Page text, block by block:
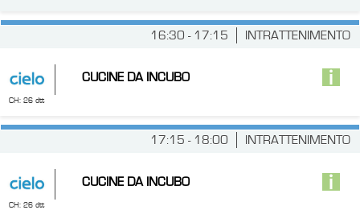
INTRATTENIMENTO
16:30 - 17:15
CH: 26 dtt
CUCINE DA INCUBO
INTRATTENIMENTO
17:15 - 18:00
CH: 26 dtt
CUCINE DA INCUBO